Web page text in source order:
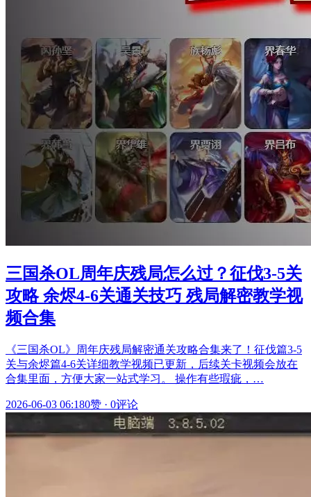
三国杀OL周年庆残局怎么过？征伐3-5关
攻略 余烬4-6关通关技巧 残局解密教学视
频合集
《三国杀OL》周年庆残局解密通关攻略合集来了！征伐篇3-5
关与余烬篇4-6关详细教学视频已更新，后续关卡视频会放在
合集里面，方便大家一站式学习。 操作有些瑕疵，…
2026-06-03 06:180赞 · 0评论